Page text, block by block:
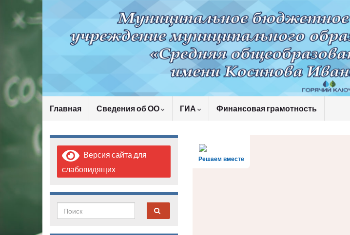
Главная Сведения об ОО ГИА Финансовая грамотность
Решаем вместе
Версия сайта для
слабовидящих
Search for: